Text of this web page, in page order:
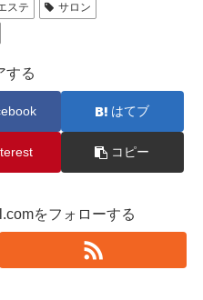
ステ
サロン
する
はてブ
コピー
をフォローする